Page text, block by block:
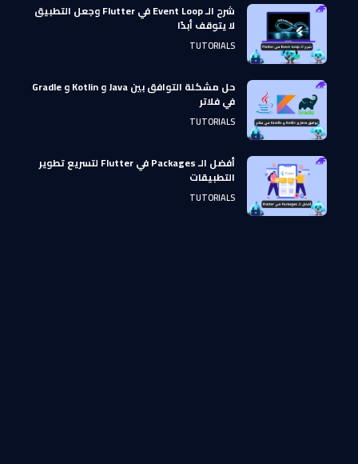
شرح الـ Event Loop في Flutter وجعل التطبيق
لا يتوقف أبدًا
TUTORIALS
حل مشكلة التوافق بين Java و Kotlin و Gradle
في فلاتر
TUTORIALS
أفضل الـ Packages في Flutter لتسريع تطوير
التطبيقات
TUTORIALS